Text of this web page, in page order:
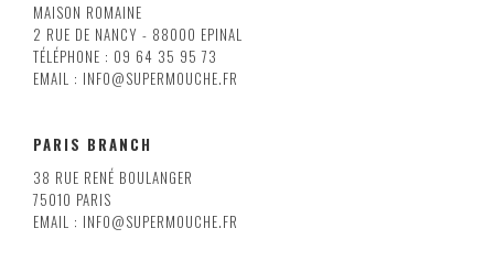
MAISON ROMAINE
2 RUE DE NANCY - 88000 EPINAL
TÉLÉPHONE : 09 64 35 95 73
EMAIL : INFO@SUPERMOUCHE.FR
PARIS BRANCH
38 RUE RENÉ BOULANGER
75010 PARIS
EMAIL : INFO@SUPERMOUCHE.FR